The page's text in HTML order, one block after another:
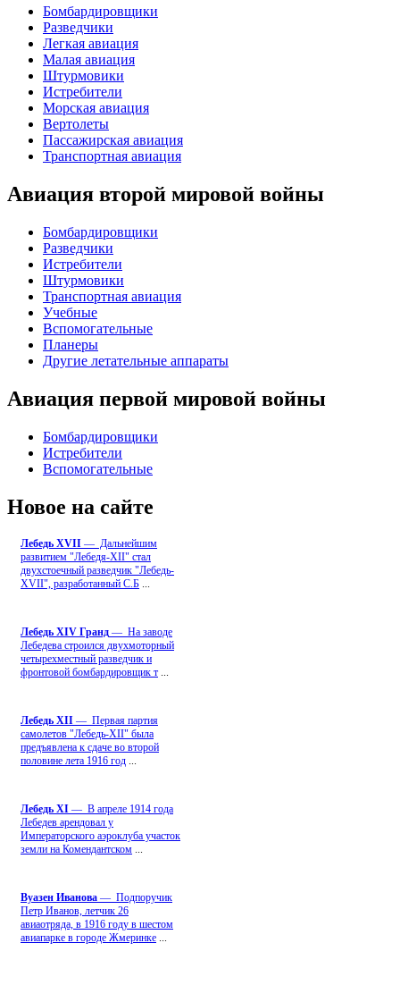
Бомбардировщики
Разведчики
Легкая авиация
Малая авиация
Штурмовики
Истребители
Морская авиация
Вертолеты
Пассажирская авиация
Транспортная авиация
Авиация второй мировой войны
Бомбардировщики
Разведчики
Истребители
Штурмовики
Транспортная авиация
Учебные
Вспомогательные
Планеры
Другие летательные аппараты
Авиация первой мировой войны
Бомбардировщики
Истребители
Вспомогательные
Новое на сайте
Лебедь ХVII — Дальнейшим
развитием "Лебедя-ХII" стал
двухстоечный разведчик "Лебедь-
XVII", разработанный С.Б
Лебедь ХIV Гранд — На заводе
Лебедева строился двухмоторный
четырехместный разведчик и
фронтовой бомбардировщик т
Лебедь ХII — Первая партия
самолетов "Лебедь-ХII" была
предъявлена к сдаче во второй
половине лета 1916 год
Лебедь ХI — В апреле 1914 года
Лебедев арендовал у
Императорского аэроклуба участок
земли на Комендантском
Вуазен Иванова — Подпоручик
Петр Иванов, летчик 26
авиаотряда, в 1916 году в шестом
авиапарке в городе Жмеринке